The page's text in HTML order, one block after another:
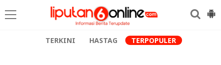
TERKINI HASTAG TERPOPULER